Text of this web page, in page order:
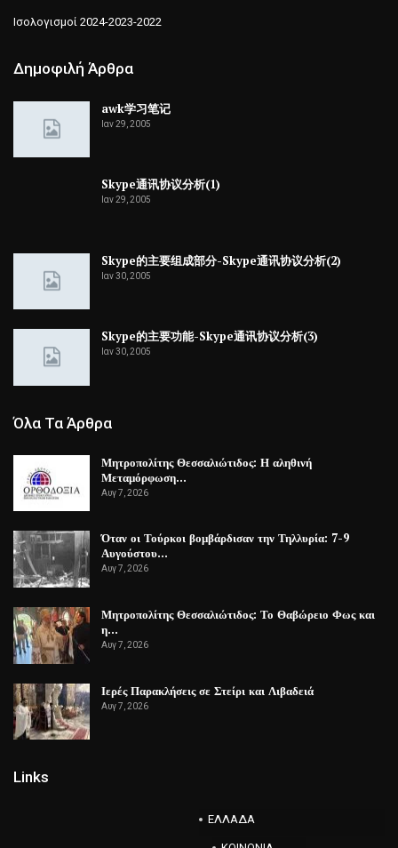
Ισολογισμοί 2024-2023-2022
Δημοφιλή Άρθρα
awk学习笔记
Ιαν 29, 2005
Skype通讯协议分析(1)
Ιαν 29, 2005
Skype的主要组成部分-Skype通讯协议分析(2)
Ιαν 30, 2005
Skype的主要功能-Skype通讯协议分析(3)
Ιαν 30, 2005
Όλα Τα Άρθρα
Μητροπολίτης Θεσσαλιώτιδος: Η αληθινή
Μεταμόρφωση…
Αυγ 7, 2026
Όταν οι Τούρκοι βομβάρδισαν την Τηλλυρία: 7-9
Αυγούστου…
Αυγ 7, 2026
Μητροπολίτης Θεσσαλιώτιδος: Το Θαβώρειο Φως και
η…
Αυγ 7, 2026
Ιερές Παρακλήσεις σε Στείρι και Λιβαδειά
Αυγ 7, 2026
Links
ΕΛΛΑΔΑ